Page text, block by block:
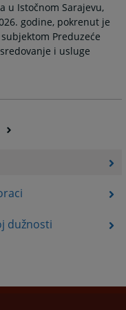
dužnosti
u Istočnom Sarajevu,
godine, pokrenut je
Preduzeće
i usluge